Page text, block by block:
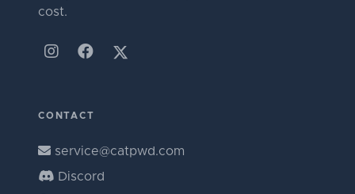
cost.
CONTACT
service@catpwd.com
Discord